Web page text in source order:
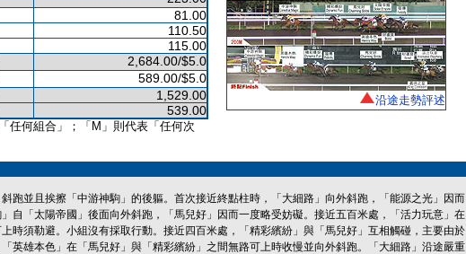
81.00
110.50
115.00
2,684.00/$5.0
589.00/$5.0
1,529.00
539.00
任何組合」；「M」則代表「任何次
沿途走勢評述
斜跑並且挨擦「中游神駒」的後軀。首次接近終點柱時，「大細路」向外斜跑，「能源之光」因而
自「太陽帝國」後面向外斜跑，「馬兒好」因而一度略受妨礙。接近五百米處，「活力玩意」在
上時須勒避。小組沒有採取行動。接近四百米處，「精彩繽紛」與「馬兒好」互相觸碰，主要由於
「英雄本色」在「馬兒好」與「精彩繽紛」之間無路可上時收慢並向外斜跑。「大細路」沿途嚴重